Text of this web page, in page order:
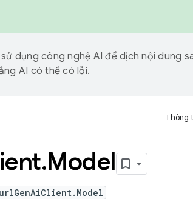
dụng công nghệ AI để dịch nội dung
AI có thể có lỗi.
Thông
.Model